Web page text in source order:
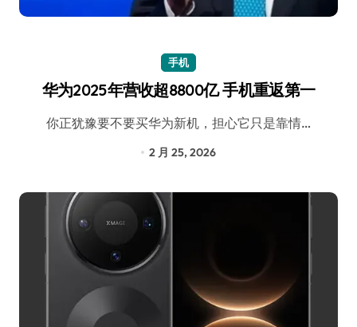
手机
华为2025年营收超8800亿 手机重返第一
你正犹豫要不要买华为新机，担心它只是靠情…
2 月 25, 2026